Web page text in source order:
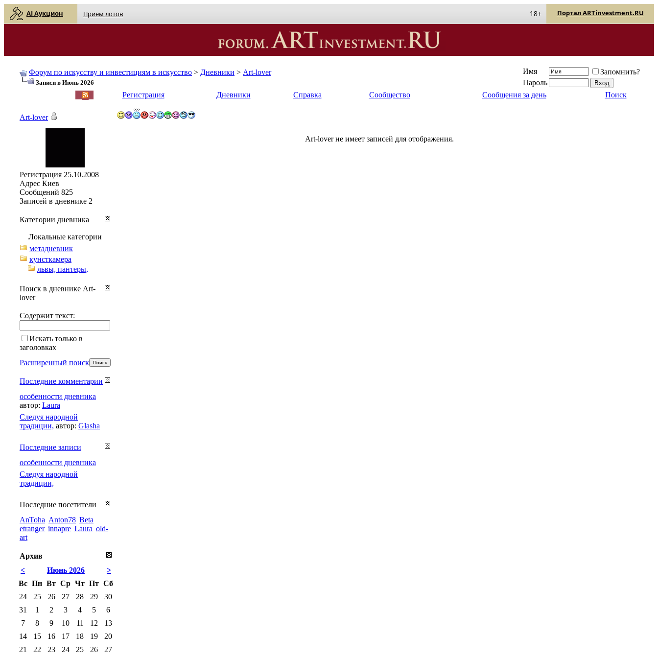
AI Аукцион Прием лотов Портал ARTinvestment.RU
18+
Форум по искусству и инвестициям в искусство > Дневники > Art-lover
Записи в Июнь 2026
Имя
Запомнить?
Пароль
Регистрация Дневники Справка Сообщество Сообщения за день Поиск
Art-lover не имеет записей для отображения.
Art-lover
Регистрация 25.10.2008
Адрес Киев
Сообщений 825
Записей в дневнике 2
Категории дневника
Локальные категории
метадневник
кунсткамера
львы, пантеры,
Поиск в дневнике Art-
lover
Содержит текст:
Искать только в
заголовках
Расширенный поиск
Последние комментарии
особенности дневника
автор: Laura
Cледуя народной
традиции, автор: Glasha
Последние записи
особенности дневника
Cледуя народной
традиции,
Последние посетители
AnToha Anton78 Beta
etranger innapre Laura old-
art
Архив
<
>
Июнь 2026
Вс Пн Вт Ср Чт Пт Сб
24
25 26 27 28 29
30
31
1 2 3 4 5
6
7
8 9 10 11 12
13
14
15 16 17 18 19
20
21
22 23 24 25 26 27